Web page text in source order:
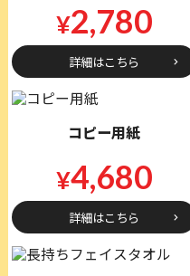
¥2,780
詳細はこちら
コピー用紙
¥4,680
詳細はこちら